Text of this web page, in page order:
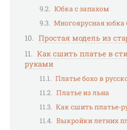
Юбка с запахом
Многоярусная юбка
Простая модель из
Как сшить платье в
руками
Платье бохо в
Платье из льна
Как сшить платье-
Выкройки летних